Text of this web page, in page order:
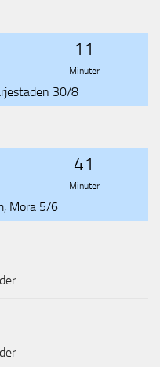
11
Minuter
30/8
41
Minuter
Mora 5/6